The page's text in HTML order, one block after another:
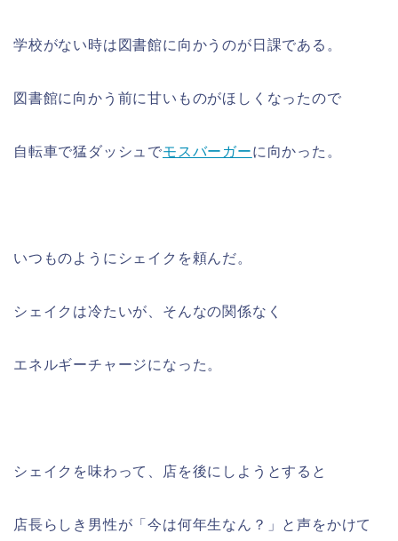
学校がない時は図書館に向かうのが日課である。
図書館に向かう前に甘いものがほしくなったので
自転車で猛ダッシュでモスバーガーに向かった。
いつものようにシェイクを頼んだ。
シェイクは冷たいが、そんなの関係なく
エネルギーチャージになった。
シェイクを味わって、店を後にしようとすると
店長らしき男性が「今は何年生なん？」と声をかけて